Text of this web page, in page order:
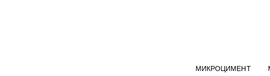
МИКРОЦИМЕНТ